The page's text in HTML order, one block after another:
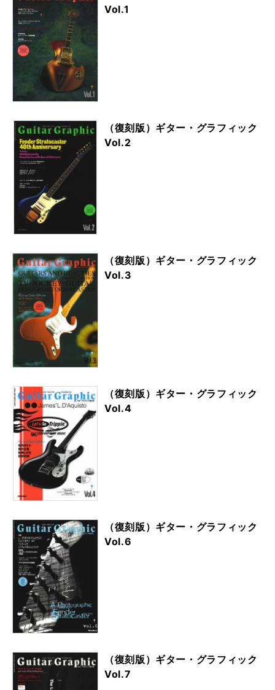
Vol.1
（復刻版）ギター・グラフィック
Vol.2
（復刻版）ギター・グラフィック
Vol.3
（復刻版）ギター・グラフィック
Vol.4
（復刻版）ギター・グラフィック
Vol.6
（復刻版）ギター・グラフィック
Vol.7